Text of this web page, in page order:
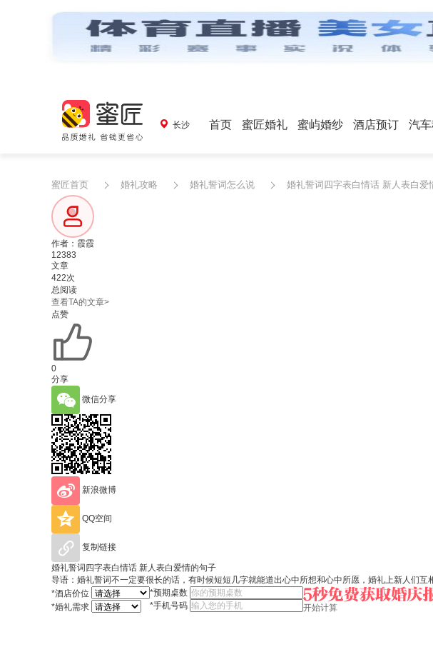
长沙 首页 蜜匠婚礼 蜜屿婚纱 酒店预订 汽
蜜匠首页 婚礼攻略 婚礼誓词怎么说 婚礼誓词四字表白情话 新人表白爱
作者：霞霞
12383
文章
422次
总阅读
查看TA的文章>
点赞
0
分享
微信分享
新浪微博
QQ空间
复制链接
婚礼誓词四字表白情话 新人表白爱情的句子
导语：婚礼誓词不一定要很长的话，有时候短短几字就能道出心中所想和心中所愿，婚礼上新人们
*酒店价位
*婚礼需求
*预期桌数
*手机号码
开始计算